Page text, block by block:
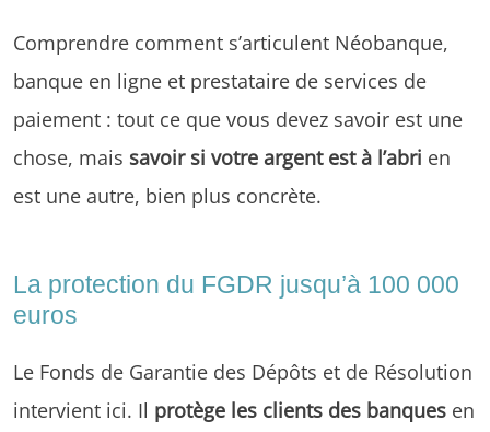
Comprendre comment s’articulent Néobanque,
banque en ligne et prestataire de services de
paiement : tout ce que vous devez savoir est une
chose, mais savoir si votre argent est à l’abri en
est une autre, bien plus concrète.
La protection du FGDR jusqu’à 100 000
euros
Le Fonds de Garantie des Dépôts et de Résolution
intervient ici. Il protège les clients des banques en